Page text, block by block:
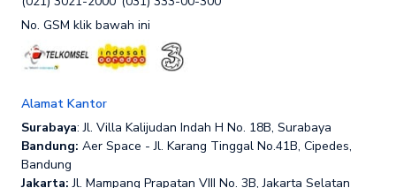
No. GSM klik bawah ini
Alamat Kantor
Surabaya: Jl. Villa Kalijudan Indah H No. 18B, Surabaya
Bandung: Aer Space - Jl. Karang Tinggal No.41B, Cipedes,
Bandung
Jakarta: Jl. Mampang Prapatan VIII No. 3B, Jakarta Selatan